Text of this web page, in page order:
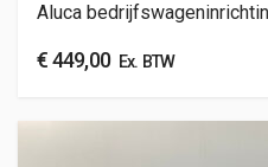
Aluca
€449,00Ex. BTW